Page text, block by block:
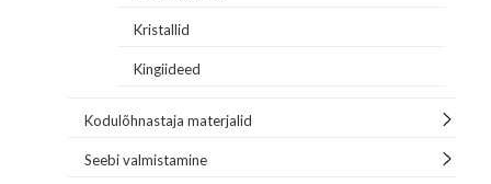
Kristallid
Kingiideed
Kodulõhnastaja materjalid
Seebi valmistamine